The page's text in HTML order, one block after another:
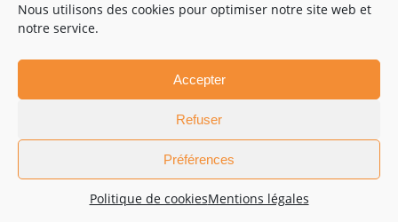
Nous utilisons des cookies pour optimiser notre site web et
notre service.
Accepter
Refuser
Préférences
Politique de cookiesMentions légales
Augmentation Mutuelle 2026 : chiffres,
Patrimoine – Février 2026
https://cesarpatrimoine.com/2025/11/21/
mutuelle-2026-chiffres-explications-solutions/
économisez – Réassurez-moi – Mars 2026